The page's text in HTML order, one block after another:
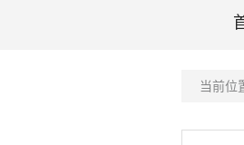
当前位